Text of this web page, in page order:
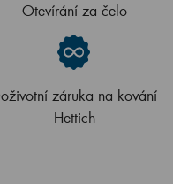
Otevírání za čelo
záruka na kování
Hettich